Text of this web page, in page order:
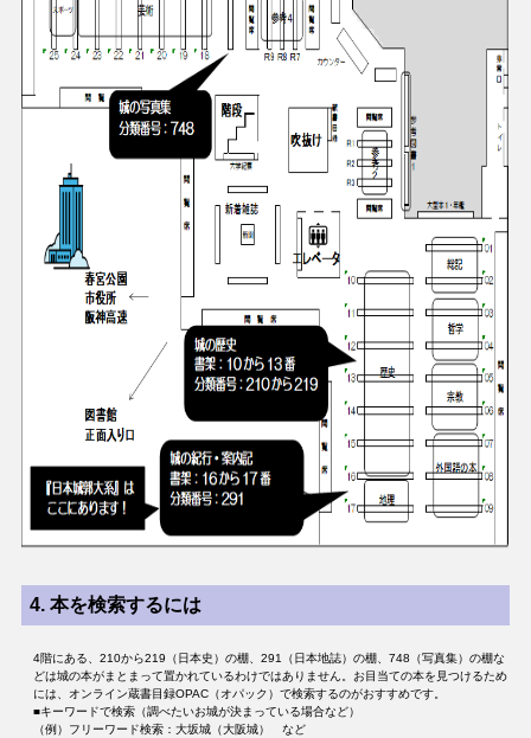
4. 本を検索するには
4階にある、210から219（日本史）の棚、291（日本地誌）の棚、748（写真集）の棚な
どは城の本がまとまって置かれているわけではありません。お目当ての本を見つけるため
には、オンライン蔵書目録OPAC（オパック）で検索するのがおすすめです。
■キーワードで検索（調べたいお城が決まっている場合など）
（例）フリーワード検索：大坂城（大阪城） など